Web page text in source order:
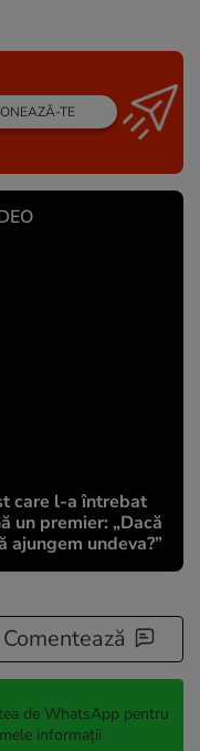
TE
care l-a întrebat
un premier: „Dacă
ajungem undeva?”
Comentează
de WhatsApp pentru
informații